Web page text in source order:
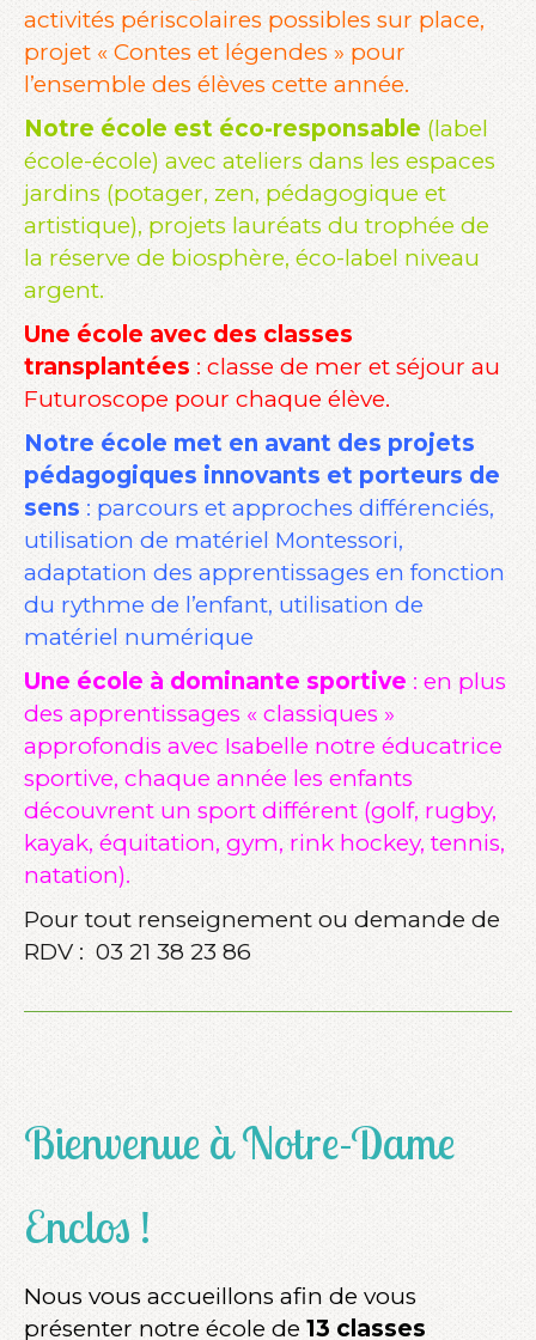
activités périscolaires possibles sur place,
projet « Contes et légendes » pour
l’ensemble des élèves cette année.
Notre école est éco-responsable (label
école-école) avec ateliers dans les espaces
jardins (potager, zen, pédagogique et
artistique), projets lauréats du trophée de
la réserve de biosphère, éco-label niveau
argent.
Une école avec des classes
transplantées : classe de mer et séjour au
Futuroscope pour chaque élève.
Notre école met en avant des projets
pédagogiques innovants et porteurs de
sens : parcours et approches différenciés,
utilisation de matériel Montessori,
adaptation des apprentissages en fonction
du rythme de l’enfant, utilisation de
matériel numérique
Une école à dominante sportive : en plus
des apprentissages « classiques »
approfondis avec Isabelle notre éducatrice
sportive, chaque année les enfants
découvrent un sport différent (golf, rugby,
kayak, équitation, gym, rink hockey, tennis,
natation).
Pour tout renseignement ou demande de
RDV : 03 21 38 23 86
Bienvenue à Notre-Dame
Enclos !
Nous vous accueillons afin de vous
présenter notre école de 13 classes